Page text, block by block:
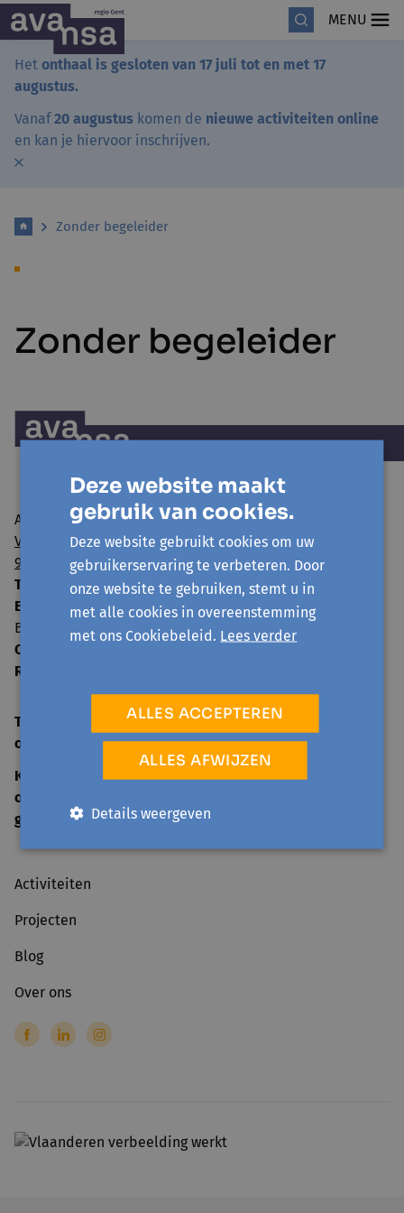
MENU
Het onthaal is gesloten van 17 juli tot en met 17
augustus.
Vanaf20 augustus komen de nieuwe activiteiten online
en kan je hiervoor inschrijven.
Zonder begeleider
Zonder begeleider
Avansa regio Gent vzw
Visserij 106/1
9000 Gent
T:
09 224 22 65
E:
info@avansa-regiogent.be
BE15 8939 4415 5730
Ondernemingsnummer:
RPR:
TELEFONISCH ONTHAAL
open
ma-vr 09:00-12:30
KANTOOR
open
geslotenop officiële feestdagen
Activiteiten
Projecten
Blog
Over ons
Deze website maakt
gebruik van cookies.
Deze website gebruikt cookies om uw
gebruikerservaring te verbeteren. Door
onze website te gebruiken, stemt u in
met alle cookies in overeenstemming
met ons Cookiebeleid. Lees verder
ALLES ACCEPTEREN
ALLES AFWIJZEN
Details weergeven